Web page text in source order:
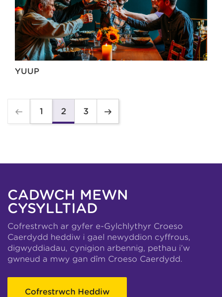
YUUP
1 2 3
CADWCH MEWN
CYSYLLTIAD
Cofrestrwch ar gyfer e-Gylchlythyr Croeso
Caerdydd heddiw i gael newyddion cyffrous,
digwyddiadau, cynigion arbennig, pethau i’w
gwneud a mwy gan dîm Croeso Caerdydd.
Cofrestrwch Heddiw